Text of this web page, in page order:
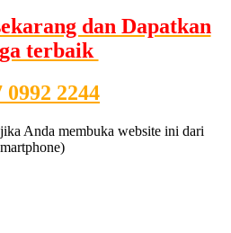
dan Dapatkan
terbaik
0992 2244
Anda membuka website ini dari